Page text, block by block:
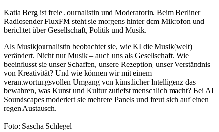
Katia Berg ist freie Journalistin und Moderatorin. Beim Berliner
Radiosender FluxFM steht sie morgens hinter dem Mikrofon und
berichtet über Gesellschaft, Politik und Musik.
Als Musikjournalistin beobachtet sie, wie KI die Musik(welt)
verändert. Nicht nur Musik – auch uns als Gesellschaft. Wie
beeinflusst sie unser Schaffen, unsere Rezeption, unser Verständnis
von Kreativität? Und wie können wir mit einem
verantwortungsvollen Umgang von künstlicher Intelligenz das
bewahren, was Kunst und Kultur zutiefst menschlich macht? Bei AI
Soundscapes moderiert sie mehrere Panels und freut sich auf einen
regen Austausch.
Foto: Sascha Schlegel